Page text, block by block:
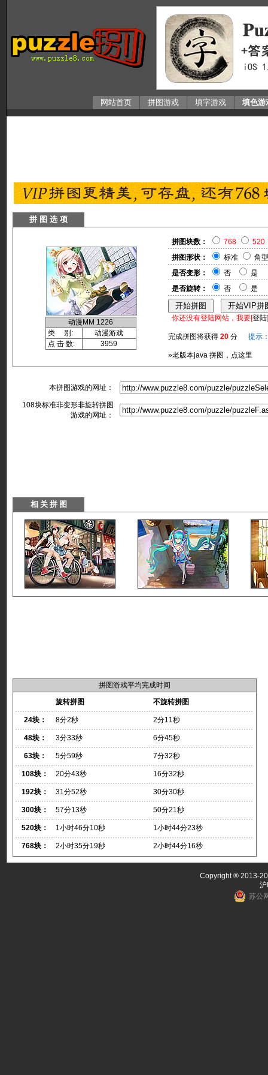
网站首页 拼图游戏 填字游戏 填色游
拼 图 选 项
动漫MM 1226
类 别:
动漫游戏
点 击 数:
3959
拼图块数： 768
520
拼图形状：
标准
角型
是否变形：
否
是
是否旋转：
否 是
你还没有登陆网站，我要[登陆
完成拼图将获得 20 分 提示
»老版本java 拼图，点这里
本拼图游戏的网址：
108块标准非变形非旋转拼图
游戏的网址：
拼图游戏平均完成时间
旋转拼图
不旋转拼图
24块： 8分2秒 2分11秒
48块： 3分33秒 6分45秒
63块： 5分59秒 7分32秒
108块： 20分43秒 16分32秒
192块： 31分52秒 30分30秒
300块： 57分13秒 50分21秒
520块： 1小时46分10秒 1小时44分23秒
768块： 2小时35分19秒 2小时44分16秒
Copyright ® 2013-
苏公